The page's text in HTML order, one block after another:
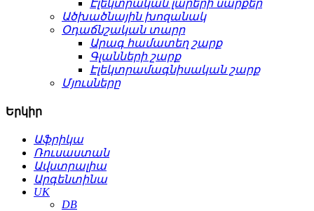
Էլեկտրական լարերի սարքեր
Ածխածնային խոզանակ
Օդաճնշական տարր
Արագ համատեղ շարք
Գլանների շարք
Էլեկտրամագնիսական շարք
Մյուսները
Երկիր
Աֆրիկա
Ռուսաստան
Ավստրալիա
Արգենտինա
UK
DB